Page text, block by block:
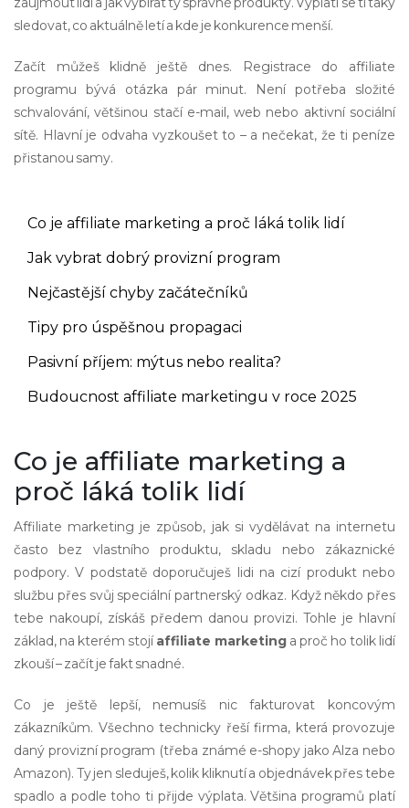
sledovat, co aktuálně letí a kde je konkurence menší.
Začít můžeš klidně ještě dnes. Registrace do affiliate
programu bývá otázka pár minut. Není potřeba složité
schvalování, většinou stačí e-mail, web nebo aktivní sociální
sítě. Hlavní je odvaha vyzkoušet to – a nečekat, že ti peníze
přistanou samy.
Co je affiliate marketing a proč láká tolik lidí
Jak vybrat dobrý provizní program
Nejčastější chyby začátečníků
Tipy pro úspěšnou propagaci
Pasivní příjem: mýtus nebo realita?
Budoucnost affiliate marketingu v roce 2025
Co je affiliate marketing a
proč láká tolik lidí
Affiliate marketing je způsob, jak si vydělávat na internetu
často bez vlastního produktu, skladu nebo zákaznické
podpory. V podstatě doporučuješ lidi na cizí produkt nebo
službu přes svůj speciální partnerský odkaz. Když někdo přes
tebe nakoupí, získáš předem danou provizi. Tohle je hlavní
základ, na kterém stojíaffiliate marketinga proč ho tolik lidí
zkouší – začít je fakt snadné.
Co je ještě lepší, nemusíš nic fakturovat koncovým
zákazníkům. Všechno technicky řeší firma, která provozuje
daný provizní program (třeba známé e-shopy jako Alza nebo
Amazon). Ty jen sleduješ, kolik kliknutí a objednávek přes tebe
spadlo a podle toho ti přijde výplata. Většina programů platí